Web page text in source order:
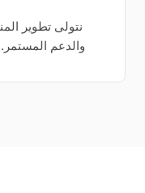
نتولى تطوير
والدعم